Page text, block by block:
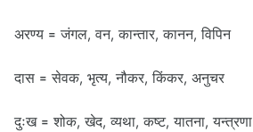
अरण्य = जंगल, वन, कान्तार, कानन, विपिन
दास = सेवक, भृत्य, नौकर, किंकर, अनुचर
दुःख = शोक, खेद, व्यथा, कष्ट, यातना, यन्त्रणा